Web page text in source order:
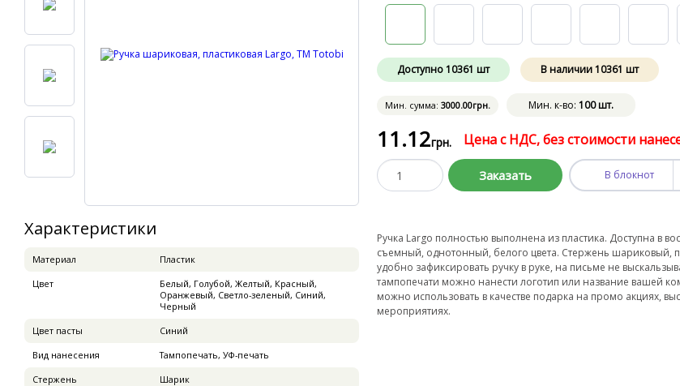
Характеристики
Материал
Пластик
Цвет
Белый, Голубой, Желтый, Красный,
Оранжевый, Светло-зеленый, Синий,
Черный
Цвет пасты
Синий
Вид нанесения
Тампопечать, УФ-печать
Стержень
Шарик
Доступно10361 шт В наличии10361 шт
Мин. сумма:3000.00грн. Мин. к-во:100 шт.
11.12грн. Цена с НДС, без стоимости
Заказать В блокнот
Ручка Largo полностью выполнена из пластика. Доступна в
съемный, однотонный, белого цвета. Стержень шариковый,
удобно зафиксировать ручку в руке, на письме не
тампопечати можно нанести логотип или название вашей
можно использовать в качестве подарка на промо акциях,
мероприятиях.